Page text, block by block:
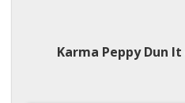
Karma Peppy Dun It